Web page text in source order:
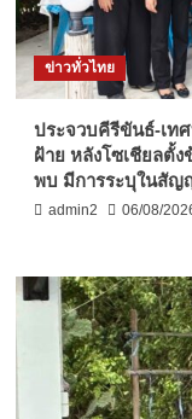
ข่าวทั่วไทย
ประจวบคีรีขันธ์-เท
ฝ้าย หลังโซเชียลตั้ง
พบ มีการระบุในสัญ
admin2 06/08/